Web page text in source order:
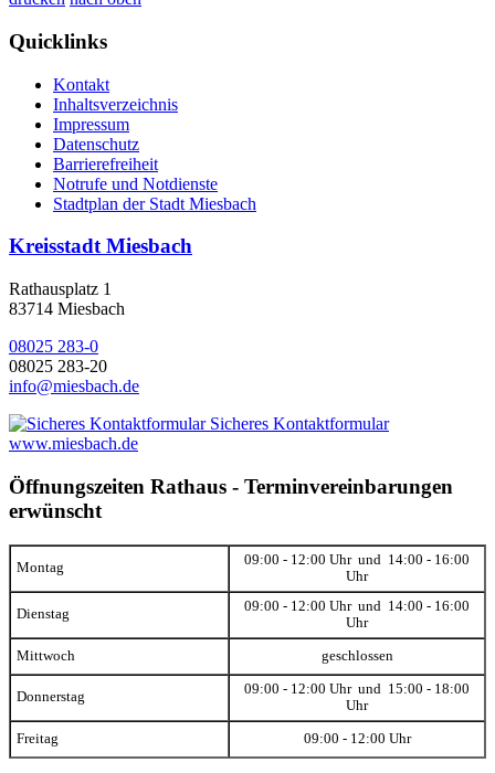
Quicklinks
Kontakt
Inhaltsverzeichnis
Impressum
Datenschutz
Barrierefreiheit
Notrufe und Notdienste
Stadtplan der Stadt Miesbach
Kreisstadt Miesbach
Rathausplatz 1
83714 Miesbach
08025 283-0
08025 283-20
info@miesbach.de
Sicheres Kontaktformular
www.miesbach.de
Öffnungszeiten Rathaus - Terminvereinbarungen
erwünscht
Montag
09:00 - 12:00 Uhr und 14:00 - 16:00
Uhr
Dienstag
09:00 - 12:00 Uhr und 14:00 - 16:00
Uhr
Mittwoch geschlossen
Donnerstag
09:00 - 12:00 Uhr und 15:00 - 18:00
Uhr
Freitag 09:00 - 12:00 Uhr